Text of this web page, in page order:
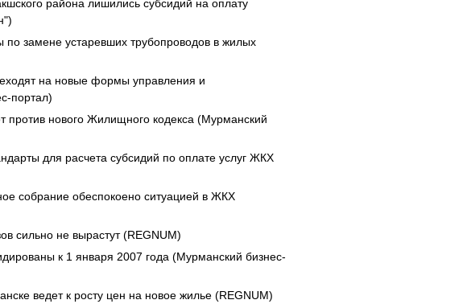
района лишились субсидий на оплату
замене устаревших трубопроводов в жилых
на новые формы управления и
портал)
против нового Жилищного кодекса (Мурманский
для расчета субсидий по оплате услуг ЖКХ
собрание обеспокоено ситуацией в ЖКХ
сильно не вырастут (REGNUM)
к 1 января 2007 года (Мурманский бизнес-
ведет к росту цен на новое жилье (REGNUM)